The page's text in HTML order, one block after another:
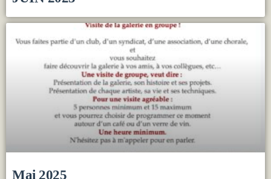
Mai 2025